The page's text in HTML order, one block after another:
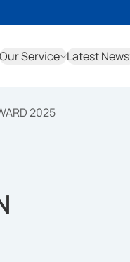
Our Service Latest News
2025